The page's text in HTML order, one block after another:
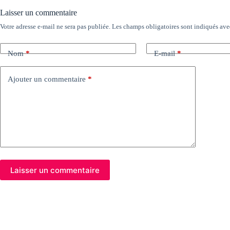
Laisser un commentaire
Votre adresse e-mail ne sera pas publiée. Les champs obligatoires sont indiqués
Nom* E-mail*
Ajouter un commentaire *
Laisser un commentaire